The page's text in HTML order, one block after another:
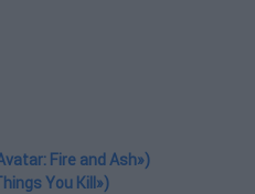
Fire and Ash»)
You Kill»)